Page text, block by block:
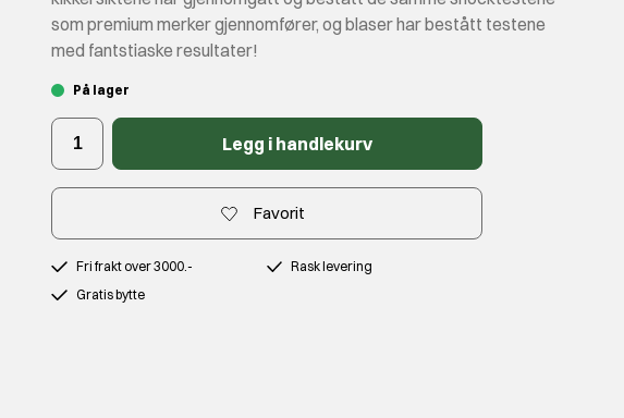
som premium merker gjennomfører, og blaser har bestått testene
med fantstiaske resultater!
På lager
Legg i handlekurv
Favorit
Fri frakt over 3000.-
Rask levering
Gratis bytte